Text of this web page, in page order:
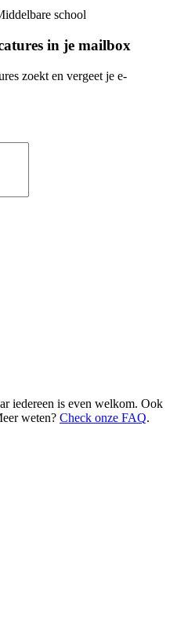
school
in je mailbox
zoekt en vergeet je e-
iedereen is even welkom. Ook
weten? Check onze FAQ.